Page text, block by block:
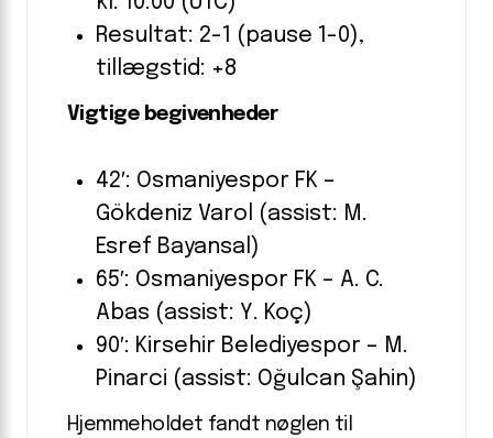
Resultat: 2-1 (pause 1-0),
tillægstid: +8
Vigtige begivenheder
42′: Osmaniyespor FK –
Gökdeniz Varol (assist: M.
Esref Bayansal)
65′: Osmaniyespor FK – A. C.
Abas (assist: Y. Koç)
90′: Kirsehir Belediyespor – M.
Pinarci (assist: Oğulcan Şahin)
Hjemmeholdet fandt nøglen til